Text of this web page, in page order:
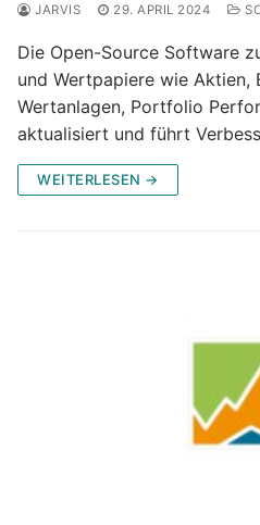
JARVIS 29. APRIL 2024
Die Open-Source Software
und Wertpapiere wie Aktien,
Wertanlagen, Portfolio
aktualisiert und führt
WEITERLESEN →